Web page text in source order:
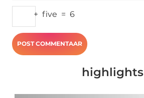
+ five = 6
highlights